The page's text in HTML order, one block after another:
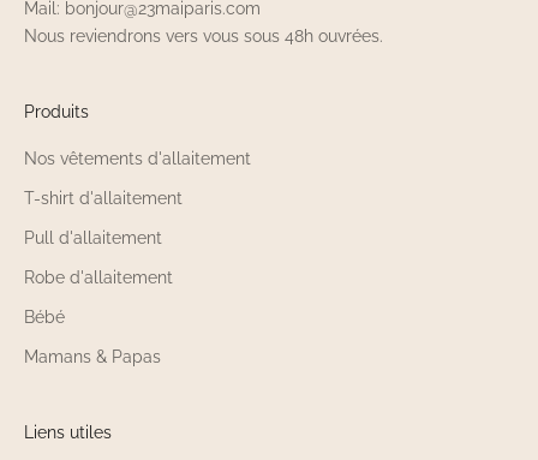
Mail: bonjour@23maiparis.com
Nous reviendrons vers vous sous 48h ouvrées.
Produits
Nos vêtements d'allaitement
T-shirt d'allaitement
Pull d'allaitement
Robe d'allaitement
Bébé
Mamans & Papas
Liens utiles